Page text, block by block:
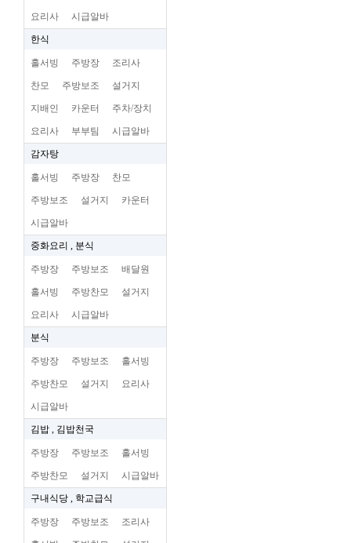
요리사 시급알바
한식
홀서빙 주방장 조리사
찬모 주방보조 설거지
지배인 카운터 주차/장치
요리사 부부팀 시급알바
감자탕
홀서빙 주방장 찬모
주방보조 설거지 카운터
시급알바
중화요리 , 분식
주방장 주방보조 배달원
홀서빙 주방찬모 설거지
요리사 시급알바
분식
주방장 주방보조 홀서빙
주방찬모 설거지 요리사
시급알바
김밥 , 김밥천국
주방장 주방보조 홀서빙
주방찬모 설거지 시급알바
구내식당 , 학교급식
주방장 주방보조 조리사